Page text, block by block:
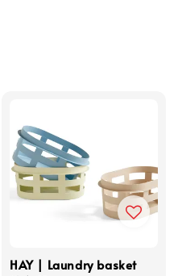
HAY | Laundry basket